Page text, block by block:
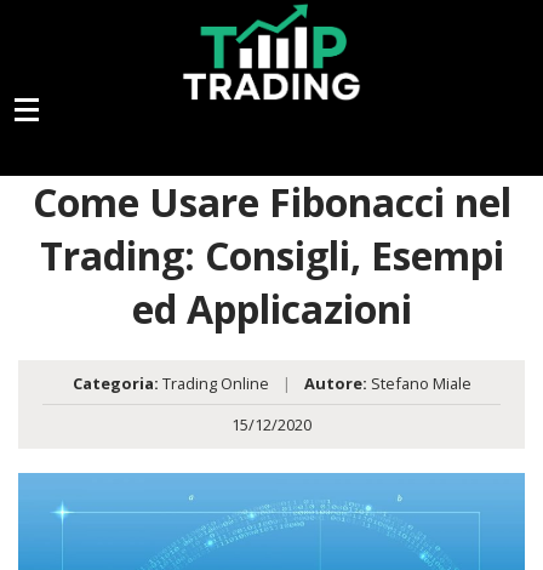
Come Usare Fibonacci nel
Trading: Consigli, Esempi
ed Applicazioni
Categoria: Trading Online | Autore: Stefano Miale
15/12/2020